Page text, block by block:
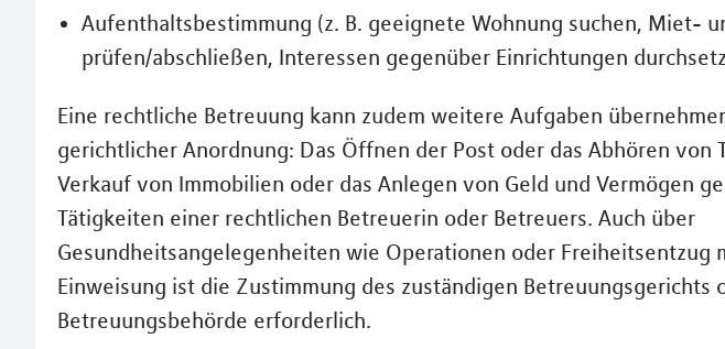
Aufenthaltsbestimmung (z. B. geeignete Wohnung suchen, Miet-
prüfen/abschließen, Interessen gegenüber Einrichtungen
Eine rechtliche Betreuung kann zudem weitere Aufgaben
gerichtlicher Anordnung: Das Öffnen der Post oder das Abhören von
Verkauf von Immobilien oder das Anlegen von Geld und Vermögen
Tätigkeiten einer rechtlichen Betreuerin oder Betreuers. Auch über
Gesundheitsangelegenheiten wie Operationen oder Freiheitsentzug
Einweisung ist die Zustimmung des zuständigen Betreuungsgerichts
Betreuungsbehörde erforderlich.